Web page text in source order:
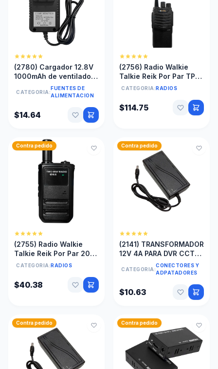
(2780) Cargador 12.8V
1000mAh de ventilador
recargable solar
CATEGORIA:
FUENTES DE
ALIMENTACION
$14.64
(2756) Radio Walkie
Talkie Reik Por Par TP-
958
CATEGORIA:RADIOS
$114.75
Contra pedido
(2755) Radio Walkie
Talkie Reik Por Par 204
Con Linterna
CATEGORIA:RADIOS
$40.38
Contra pedido
(2141) TRANSFORMADOR
12V 4A PARA DVR CCTV
CAMARA SEGURIDAD
CINTA LED
CATEGORIA:
CONECTORES Y
ADPATADORES
$10.63
Contra pedido Contra pedido